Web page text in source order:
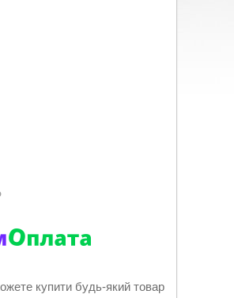
купити будь-який товар